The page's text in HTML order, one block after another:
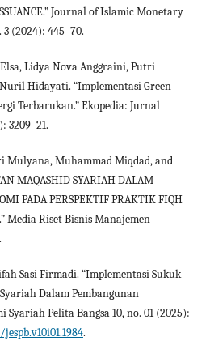
Journal of Islamic Monetary
(2024): 445–70.
Lidya Nova Anggraini, Putri
Hidayati. “Implementasi Green
Terbarukan.” Ekopedia: Jurnal
3209–21.
Mulyana, Muhammad Miqdad, and
MAQASHID SYARIAH DALAM
PADA PERSPEKTIF PRAKTIK FIQH
Media Riset Bisnis Manajemen
Sasi Firmadi. “Implementasi Sukuk
Dalam Pembangunan
Pelita Bangsa 10, no. 01 (2025):
.